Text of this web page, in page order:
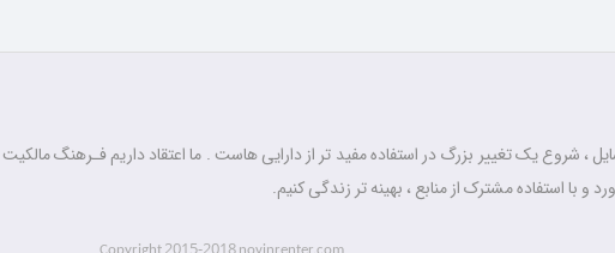
، شروع یک تغییر بزرگ در استفاده مفید تر از دارایی هاست . ما اعتقاد داریم فـرهنگ مالکیت
و با استفاده مشترک از منابع ، بهینه تر زندگی کنیم.
Copyright 2015-2018 novinrenter.com